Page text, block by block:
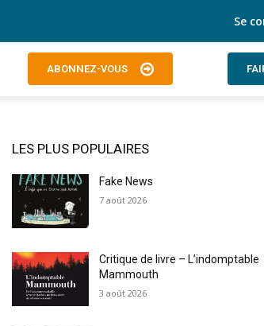
Se
ABONNEZ-VOUS
LES PLUS POPULAIRES
Fake News
7 août 2026
Critique de livre – L’indomptable
Mammouth
3 août 2026